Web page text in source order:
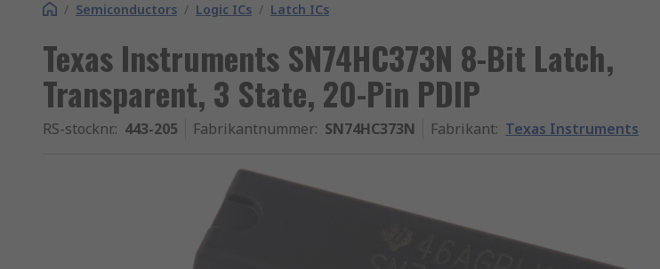
/ Semiconductors / Logic ICs / Latch ICs
Texas Instruments SN74HC373N 8-Bit Latch,
Transparent, 3 State, 20-Pin PDIP
RS-stocknr.: 443-205 Fabrikantnummer: SN74HC373N Fabrikant: Texas Instruments